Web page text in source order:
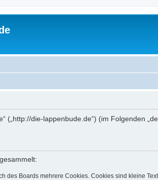
(„http://die-lappenbude.de“) (im Folgenden
des Boards mehrere Cookies. Cookies sind kleine